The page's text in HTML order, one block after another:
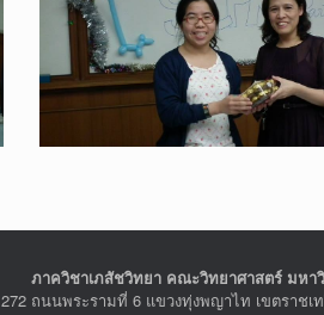
ภาควิชาเภสัชวิทยา คณะวิทยาศาสตร์ มหา
272 ถนนพระรามที่ 6 แขวงทุ่งพญาไท เขตราชเท